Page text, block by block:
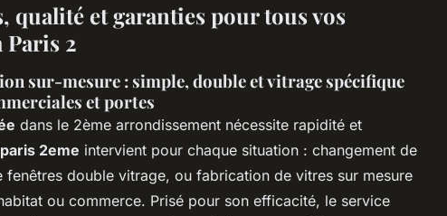
qualité et garanties pour tous vos
Paris 2
sur-mesure : simple, double et vitrage spécifique
et portes
dans le 2ème arrondissement nécessite rapidité et
2eme intervient pour chaque situation : changement de
double vitrage, ou fabrication de vitres sur mesure
ou commerce. Prisé pour son efficacité, le service